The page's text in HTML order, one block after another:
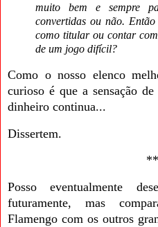
muito bem e sempre
convertidas ou não.
como titular ou contar
de um jogo difícil?
Como o nosso elenco
curioso é que a sensação
dinheiro continua...
Dissertem.
Posso eventualmente
futuramente, mas
Flamengo com os outros